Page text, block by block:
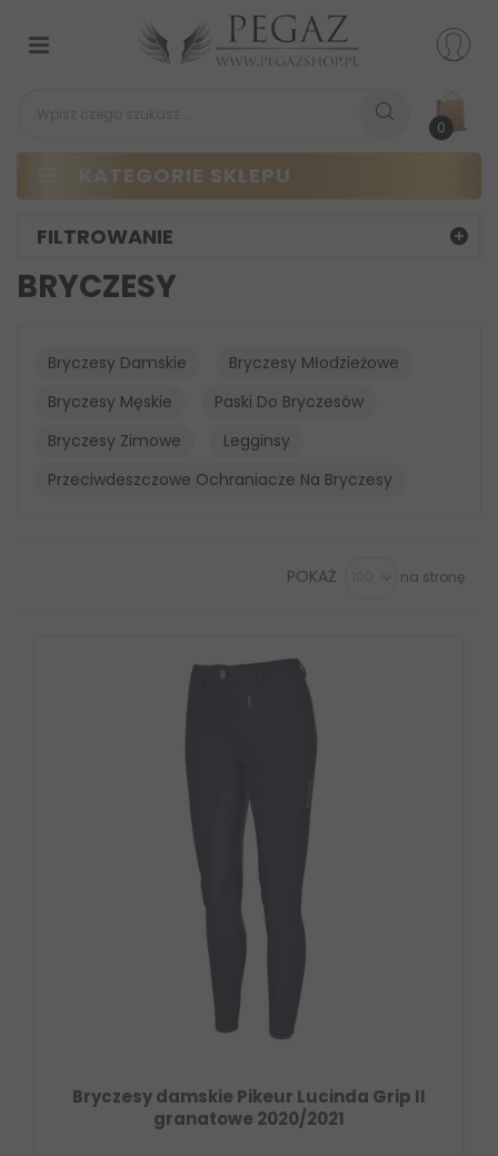
0
KATEGORIE SKLEPU
Przełącz
nawigacji
FILTROWANIE
BRYCZESY
Bryczesy Damskie
Bryczesy Młodzieżowe
Bryczesy Męskie
Paski Do Bryczesów
Bryczesy Zimowe
Legginsy
Przeciwdeszczowe Ochraniacze Na Bryczesy
POKAŻ na stronę
Bryczesy damskie Pikeur Lucinda Grip II
granatowe 2020/2021